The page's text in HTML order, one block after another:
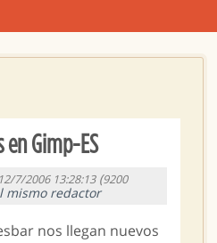
en Gimp-ES
7/2006 13:28:13(9200
mismo redactor
nos llegan nuevos